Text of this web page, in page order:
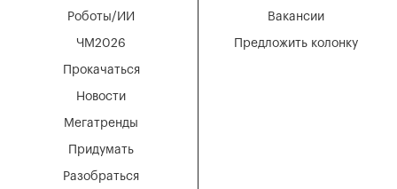
Мегатренды
Придумать
Разобраться
Новости
Роботы/ИИ
ЧМ2026
Прокачаться
Вакансии
Предложить колонку